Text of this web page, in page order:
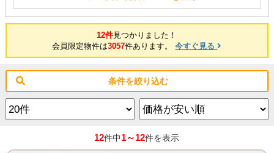
12件見つかりました！
会員限定物件は3057件あります。今すぐ見る
条件を絞り込む
12件中1～12件を表示